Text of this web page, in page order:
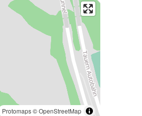
Protomaps©OpenStreetMap